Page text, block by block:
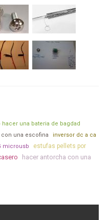
hacer una bateria de bagdad
una escofina
inversor dc a ca
microusb
estufas pellets por
hacer antorcha con una